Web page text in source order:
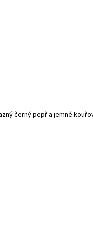
černý pepř a jemné